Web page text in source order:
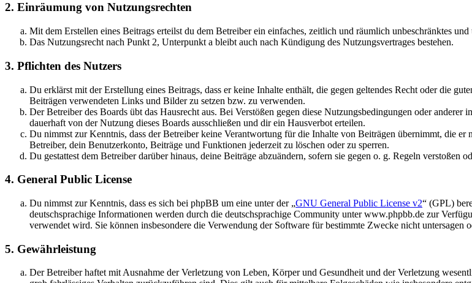
2. Einräumung von Nutzungsrechten
Mit dem Erstellen eines Beitrags erteilst du dem Betreiber ein einfaches, zeitlich und räumlich unbeschränktes
Das Nutzungsrecht nach Punkt 2, Unterpunkt a bleibt auch nach Kündigung des Nutzungsvertrages bestehen.
3. Pflichten des Nutzers
Du erklärst mit der Erstellung eines Beitrags, dass er keine Inhalte enthält, die gegen geltendes Recht oder die
Beiträgen verwendeten Links und Bilder zu setzen bzw. zu verwenden.
Der Betreiber des Boards übt das Hausrecht aus. Bei Verstößen gegen diese Nutzungsbedingungen oder
dauerhaft von der Nutzung dieses Boards ausschließen und dir ein Hausverbot erteilen.
Du nimmst zur Kenntnis, dass der Betreiber keine Verantwortung für die Inhalte von Beiträgen übernimmt, die
Betreiber, dein Benutzerkonto, Beiträge und Funktionen jederzeit zu löschen oder zu sperren.
Du gestattest dem Betreiber darüber hinaus, deine Beiträge abzuändern, sofern sie gegen o. g. Regeln verstoßen
4. General Public License
Du nimmst zur Kenntnis, dass es sich bei phpBB um eine unter der „GNU General Public License v2“ (GPL)
deutschsprachige Informationen werden durch die deutschsprachige Community unter www.phpbb.de zur
verwendet wird. Sie können insbesondere die Verwendung der Software für bestimmte Zwecke nicht untersagen
5. Gewährleistung
Der Betreiber haftet mit Ausnahme der Verletzung von Leben, Körper und Gesundheit und der Verletzung